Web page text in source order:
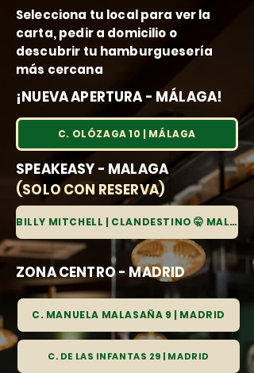
Selecciona tu local para ver la
carta, pedir a domicilio o
descubrir tu hamburguesería
más cercana
¡NUEVA APERTURA - MÁLAGA!
C. OLÓZAGA 10 | MÁLAGA
SPEAKEASY - MALAGA
(SOLO CON RESERVA)
BILLY MITCHELL | CLANDESTINO 🤫 MALAGA
ZONA CENTRO - MADRID
C. MANUELA MALASAÑA 9 | MADRID
C. DE LAS INFANTAS 29 | MADRID